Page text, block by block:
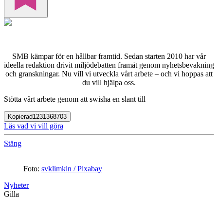
SMB kämpar för en hållbar framtid. Sedan starten 2010 har vår
ideella redaktion drivit miljödebatten framåt genom nyhetsbevakning
och granskningar. Nu vill vi utveckla vårt arbete – och vi hoppas att
du vill hjälpa oss.
Stötta vårt arbete genom att swisha en slant till
Kopierad1231368703
Läs vad vi vill göra
Stäng
Foto: svklimkin / Pixabay
Nyheter
Gilla